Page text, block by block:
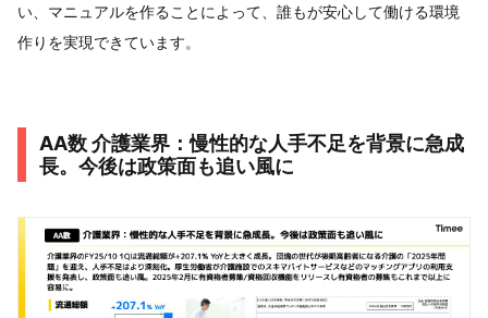
い、マニュアルを作ることによって、誰もが安心して働ける環境
作りを実現できています。
AA数 介護業界：慢性的な人手不足を背景に急成
長。今後は政策面も追い風に